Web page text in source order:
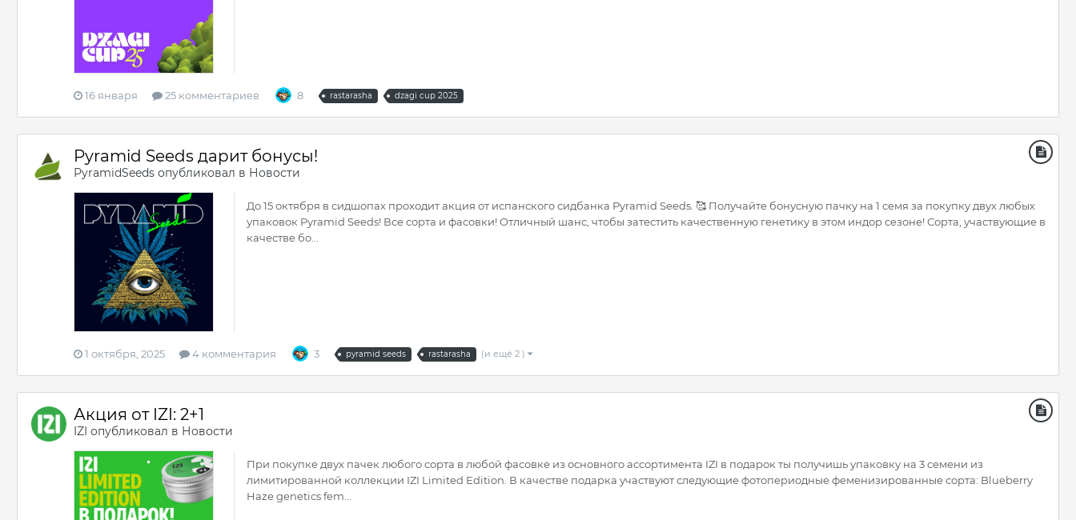
16 января 25 комментариев 8 rastarasha dzagi cup 2025
Pyramid Seeds дарит бонусы!
PyramidSeeds опубликовал в Новости
До 15 октября в сидшопах проходит акция от испанского сидбанка Pyramid Seeds. 🥰 Получайте бонусную пачку на 1 семя за покупку двух любых
упаковок Pyramid Seeds! Все сорта и фасовки! Отличный шанс, чтобы затестить качественную генетику в этом индор сезоне! Сорта, участвующие в
качестве бо...
1 октября, 2025 4 комментария 3 pyramid seeds rastarasha (и ещё 2 )
Акция от IZI: 2+1
IZI опубликовал в Новости
При покупке двух пачек любого сорта в любой фасовке из основного ассортимента IZI в подарок ты получишь упаковку на 3 семени из
лимитированной коллекции IZI Limited Edition. В качестве подарка участвуют следующие фотопериодные феменизированные сорта: Blueberry
Haze genetics fem...